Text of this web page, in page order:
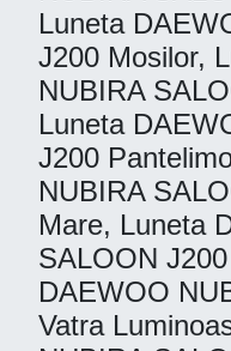
Luneta
J200 Mosilor,
NUBIRA
Luneta
J200
NUBIRA
Mare, Luneta
SALOON
DAEWOO
Vatra